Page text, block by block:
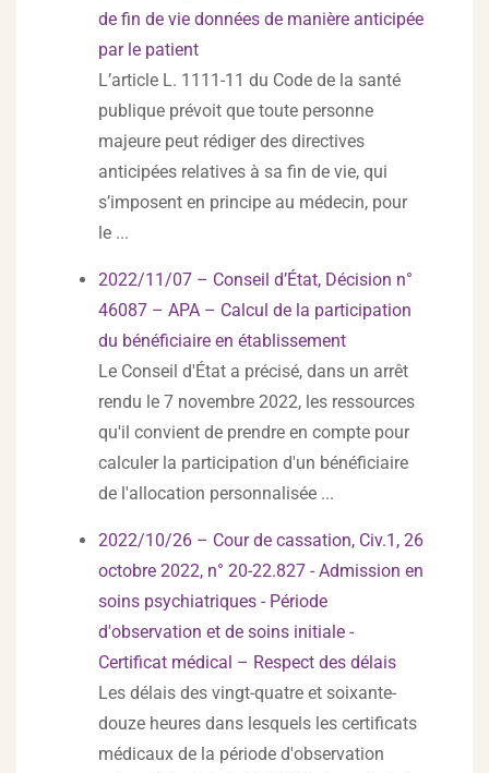
de fin de vie données de manière anticipée
par le patient
L’article L. 1111-11 du Code de la santé
publique prévoit que toute personne
majeure peut rédiger des directives
anticipées relatives à sa fin de vie, qui
s’imposent en principe au médecin, pour
le ...
2022/11/07 – Conseil d’État, Décision n°
46087 – APA – Calcul de la participation
du bénéficiaire en établissement
Le Conseil d'État a précisé, dans un arrêt
rendu le 7 novembre 2022, les ressources
qu'il convient de prendre en compte pour
calculer la participation d'un bénéficiaire
de l'allocation personnalisée ...
2022/10/26 – Cour de cassation, Civ.1, 26
octobre 2022, n° 20-22.827 - Admission en
soins psychiatriques - Période
d'observation et de soins initiale -
Certificat médical – Respect des délais
Les délais des vingt-quatre et soixante-
douze heures dans lesquels les certificats
médicaux de la période d'observation